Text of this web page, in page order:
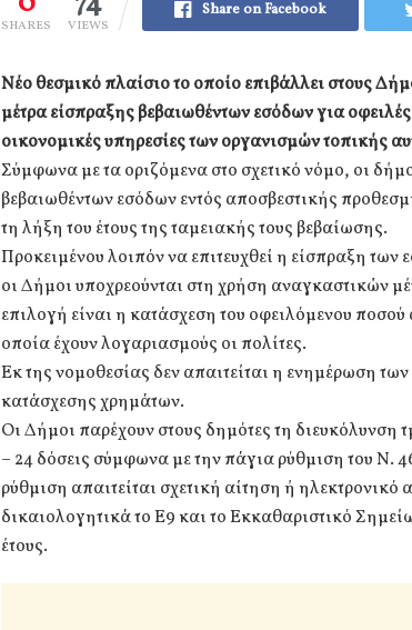
SHARES VIEWS
Share on Facebook
Νέο θεσμικό πλαίσιο το οποίο επιβάλλει στους
μέτρα είσπραξης βεβαιωθέντων εσόδων για
οικονομικές υπηρεσίες των οργανισμών τοπικής
Σύμφωνα με τα οριζόμενα στο σχετικό νόμο, οι
βεβαιωθέντων εσόδων εντός αποσβεστικής
τη λήξη του έτους της ταμειακής τους βεβαίωσης.
Προκειμένου λοιπόν να επιτευχθεί η είσπραξη
οι Δήμοι υποχρεούνται στη χρήση αναγκαστικών
επιλογή είναι η κατάσχεση του οφειλόμενου
οποία έχουν λογαριασμούς οι πολίτες.
Εκ της νομοθεσίας δεν απαιτείται η ενημέρωση
κατάσχεσης χρημάτων.
Οι Δήμοι παρέχουν στους δημότες τη διευκόλυνση
– 24 δόσεις σύμφωνα με την πάγια ρύθμιση του Ν.
ρύθμιση απαιτείται σχετική αίτηση ή
δικαιολογητικά το Ε9 και το Εκκαθαριστικό
έτους.